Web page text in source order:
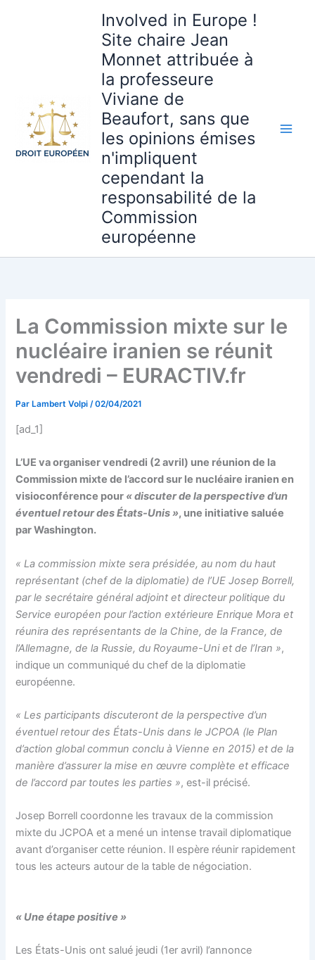
Involved in Europe !
Site chaire Jean
Monnet attribuée à
la professeure
Viviane de
Beaufort, sans que
les opinions émises
n'impliquent
cependant la
responsabilité de la
Commission
européenne
La Commission mixte sur le
nucléaire iranien se réunit
vendredi – EURACTIV.fr
Par Lambert Volpi/02/04/2021
[ad_1]
L’UE va organiser vendredi (2 avril) une réunion de la
Commission mixte de l’accord sur le nucléaire iranien en
visioconférence pour « discuter de la perspective d’un
éventuel retour des États-Unis », une initiative saluée
par Washington.
« La commission mixte sera présidée, au nom du haut
représentant (chef de la diplomatie) de l’UE Josep Borrell,
par le secrétaire général adjoint et directeur politique du
Service européen pour l’action extérieure Enrique Mora et
réunira des représentants de la Chine, de la France, de
l’Allemagne, de la Russie, du Royaume-Uni et de l’Iran »,
indique un communiqué du chef de la diplomatie
européenne.
« Les participants discuteront de la perspective d’un
éventuel retour des États-Unis dans le JCPOA (le Plan
d’action global commun conclu à Vienne en 2015) et de la
manière d’assurer la mise en œuvre complète et efficace
de l’accord par toutes les parties », est-il précisé.
Josep Borrell coordonne les travaux de la commission
mixte du JCPOA et a mené un intense travail diplomatique
avant d’organiser cette réunion. Il espère réunir rapidement
tous les acteurs autour de la table de négociation.
« Une étape positive »
Les États-Unis ont salué jeudi (1er avril) l’annonce